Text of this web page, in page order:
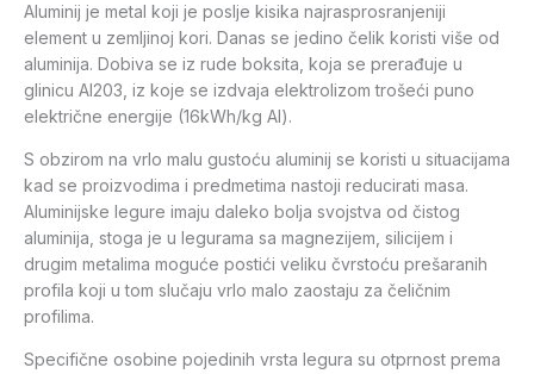
Aluminij je metal koji je poslje kisika najrasprosranjeniji
element u zemljinoj kori. Danas se jedino čelik koristi više od
aluminija. Dobiva se iz rude boksita, koja se prerađuje u
glinicu Al203, iz koje se izdvaja elektrolizom trošeći puno
električne energije (16kWh/kg Al).
S obzirom na vrlo malu gustoću aluminij se koristi u situacijama
kad se proizvodima i predmetima nastoji reducirati masa.
Aluminijske legure imaju daleko bolja svojstva od čistog
aluminija, stoga je u legurama sa magnezijem, silicijem i
drugim metalima moguće postići veliku čvrstoću prešaranih
profila koji u tom slučaju vrlo malo zaostaju za čeličnim
profilima.
Specifične osobine pojedinih vrsta legura su otprnost prema